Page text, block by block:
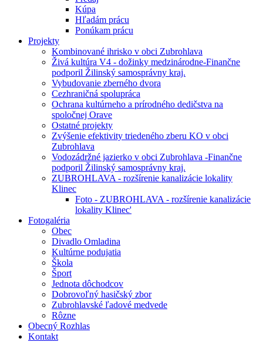
Kúpa
Hľadám prácu
Ponúkam prácu
Projekty
Kombinované ihrisko v obci Zubrohlava
Živá kultúra V4 - dožinky medzinárodne-Finančne
podporil Žilinský samosprávny kraj.
Vybudovanie zberného dvora
Cezhraničná spolupráca
Ochrana kultúrneho a prírodného dedičstva na
spoločnej Orave
Ostatné projekty
Zvýšenie efektivity triedeného zberu KO v obci
Zubrohlava
Vodozádržné jazierko v obci Zubrohlava -Finančne
podporil Žilinský samosprávny kraj.
ZUBROHLAVA - rozšírenie kanalizácie lokality
Klinec
Foto - ZUBROHLAVA - rozšírenie kanalizácie
lokality Klinec'
Fotogaléria
Obec
Divadlo Omladina
Kultúrne podujatia
Škola
Šport
Jednota dôchodcov
Dobrovoľný hasičský zbor
Zubrohlavské ľadové medvede
Rôzne
Obecný Rozhlas
Kontakt